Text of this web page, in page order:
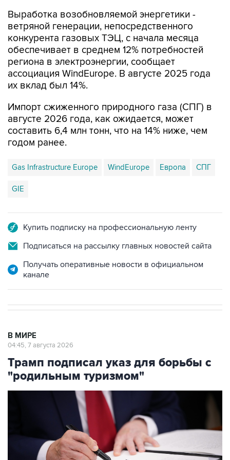
Выработка возобновляемой энергетики -
ветряной генерации, непосредственного
конкурента газовых ТЭЦ, с начала месяца
обеспечивает в среднем 12% потребностей
региона в электроэнергии, сообщает
ассоциация WindEurope. В августе 2025 года
их вклад был 14%.
Импорт сжиженного природного газа (СПГ) в
августе 2026 года, как ожидается, может
составить 6,4 млн тонн, что на 14% ниже, чем
годом ранее.
Gas Infrastructure Europe WindEurope Европа СПГ
GIE
Купить подписку на профессиональную ленту
Подписаться на рассылку главных новостей сайта
Получать оперативные новости в официальном
канале
В МИРЕ
04:45, 7 августа 2026
Трамп подписал указ для борьбы с
"родильным туризмом"